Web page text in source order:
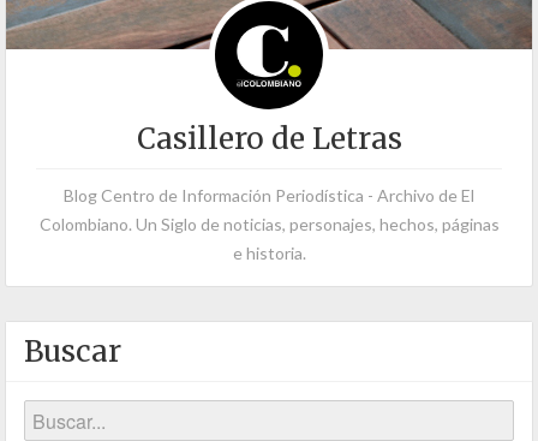
Casillero de Letras
Blog Centro de Información Periodística - Archivo de El
Colombiano. Un Siglo de noticias, personajes, hechos, páginas
e historia.
Buscar